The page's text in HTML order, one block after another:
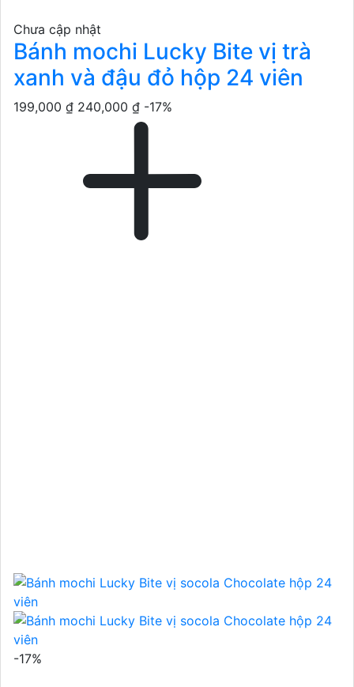
Chưa cập nhật
Bánh mochi Lucky Bite vị trà
xanh và đậu đỏ hộp 24 viên
199,000 ₫ 240,000 ₫ -17%
-17%